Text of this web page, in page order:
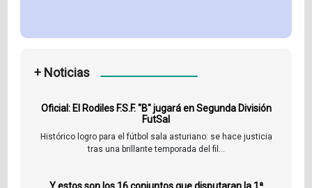
+ Noticias
Oficial: El Rodiles F.S.F. "B" jugará en Segunda División
FutSal
Histórico logro para el fútbol sala asturiano: se hace justicia
tras una brillante temporada del fil...
Y estos son los 16 conjuntos que disputaran la 1ª